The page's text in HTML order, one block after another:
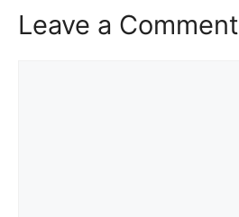
Leave a Comment